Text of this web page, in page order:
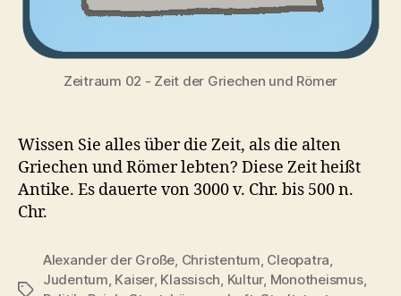
Zeitraum 02 - Zeit der Griechen und Römer
Wissen Sie alles über die Zeit, als die alten
Griechen und Römer lebten? Diese Zeit heißt
Antike. Es dauerte von 3000 v. Chr. bis 500 n.
Chr.
Schlagwörter
Alexander der Große Christentum Cleopatra
Judentum Kaiser, Klassisch Kultur, Monotheismus,